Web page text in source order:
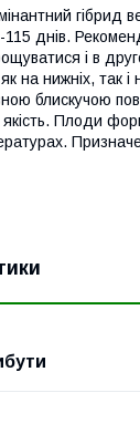
гібрид
115 днів.
і в
на нижніх, так
блискучою
Плоди